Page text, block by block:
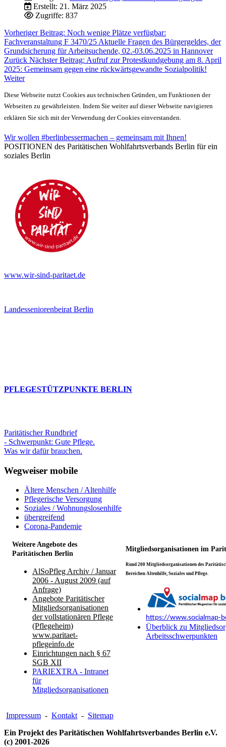
Erstellt: 21. März 2025
Zugriffe: 837
Vorheriger Beitrag: Noch wenige Plätze verfügbar:
Fachveranstaltung F 3470/25 Aktuelle Fragen des Bürgergeldes, der
Grundsicherung für Arbeitsuchende, 02.-03.06.2025 in Hannover
Zurück Nächster Beitrag: Aufruf zur Protestkundgebung am 8. April
2025: Gemeinsam gegen eine rückwärtsgewandte Sozialpolitik!
Weiter
Diese Webseite nutzt Cookies aus technischen Gründen, um Funktionen der
Webseiten zu gewährleisten. Indem Sie weiter auf dieser Webseite navigieren
erklären Sie sich mit der Verwendung der Cookies einverstanden.
Wir wollen #berlinbessermachen – gemeinsam mit Ihnen!
POSITIONEN des Paritätischen Wohlfahrtsverbands Berlin für ein
soziales Berlin
www.wir-sind-paritaet.de
Landesseniorenbeirat Berlin
PFLEGESTÜTZPUNKTE BERLIN
Paritätischer Rundbrief
- Schwerpunkt: Gute Pflege.
Was wir dafür brauchen.
Wegweiser mobile
Ältere Menschen / Altenhilfe
Pflegerische Versorgung
Soziales / Wohnungslosenhilfe
übergreifend
Corona-Pandemie
Weitere Angebote des
Paritätischen Berlin
Mitgliedsorganisationen im
AlSoPfleg Archiv / Januar
2006 - August 2009 (auf
Anfrage)
Angebote Paritätischer
Mitgliedsorganisationen
der vollstationären Pflege
(Pflegeheim)
www.paritaet-
pflegeinfo.de
Einrichtungen nach § 67
SGB XII
PARIEXTRA - Intranet
für
Mitgliedsorganisationen
Rund 200 Mitgliedsorganisationen des
Bereichen Altenhilfe, Soziales und Pflege.
https://www.socialmap-
Überblick zu
Arbeitsschwerpunkten
Impressum - Kontakt - Sitemap
Ein Projekt des Paritätischen Wohlfahrtsverbandes Berlin e.V.
(c) 2001-2026